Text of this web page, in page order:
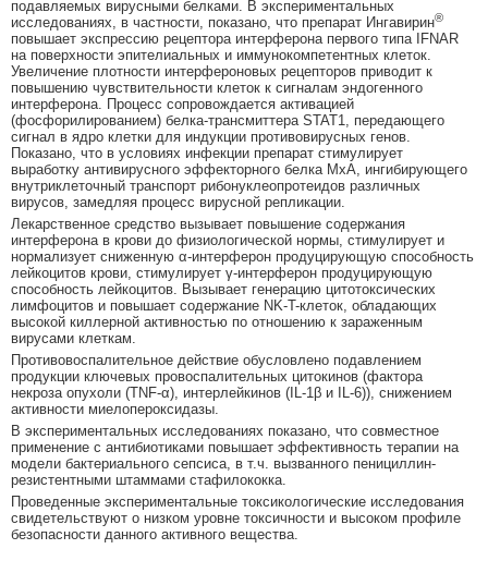
подавляемых вирусными белками. В экспериментальных
исследованиях, в частности, показано, что препарат Ингавирин®
повышает экспрессию рецептора интерферона первого типа IFNAR
на поверхности эпителиальных и иммунокомпетентных клеток.
Увеличение плотности интерфероновых рецепторов приводит к
повышению чувствительности клеток к сигналам эндогенного
интерферона. Процесс сопровождается активацией
(фосфорилированием) белка-трансмиттера STAT1, передающего
сигнал в ядро клетки для индукции противовирусных генов.
Показано, что в условиях инфекции препарат стимулирует
выработку антивирусного эффекторного белка МхА, ингибирующего
внутриклеточный транспорт рибонуклеопротеидов различных
вирусов, замедляя процесс вирусной репликации.
Лекарственное средство вызывает повышение содержания
интерферона в крови до физиологической нормы, стимулирует и
нормализует сниженную α-интерферон продуцирующую способность
лейкоцитов крови, стимулирует γ-интерферон продуцирующую
способность лейкоцитов. Вызывает генерацию цитотоксических
лимфоцитов и повышает содержание NK-T-клеток, обладающих
высокой киллерной активностью по отношению к зараженным
вирусами клеткам.
Противовоспалительное действие обусловлено подавлением
продукции ключевых провоспалительных цитокинов (фактора
некроза опухоли (TNF-α), интерлейкинов (IL-1β и IL-6)), снижением
активности миелопероксидазы.
В экспериментальных исследованиях показано, что совместное
применение с антибиотиками повышает эффективность терапии на
модели бактериального сепсиса, в т.ч. вызванного пенициллин-
резистентными штаммами стафилококка.
Проведенные экспериментальные токсикологические исследования
свидетельствуют о низком уровне токсичности и высоком профиле
безопасности данного активного вещества.